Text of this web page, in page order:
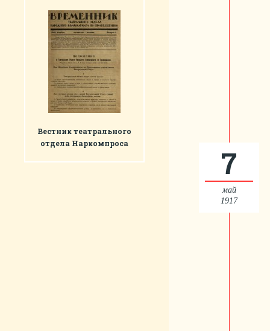
Вестник театрального
отдела Наркомпроса
7
май
1917